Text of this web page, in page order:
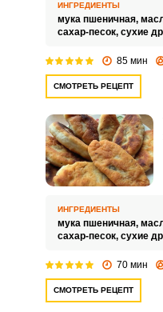
ИНГРЕДИЕНТЫ
мука пшеничная,
сахар-песок, сухие
85 мин
СМОТРЕТЬ РЕЦЕПТ
ИНГРЕДИЕНТЫ
мука пшеничная,
сахар-песок, сухие
70 мин
СМОТРЕТЬ РЕЦЕПТ